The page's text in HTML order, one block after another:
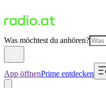
Was möchtest du anhören?
App öffnenPrime entdecken